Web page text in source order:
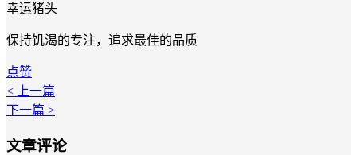
幸运猪头
保持饥渴的专注，追求最佳的品质
点赞
< 上一篇
下一篇 >
文章评论